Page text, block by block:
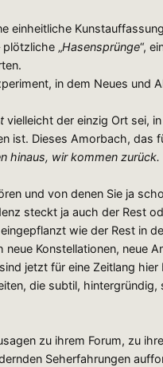
„Hasensprünge“,
in dem Neues und
vielleicht der einzig Ort sei,
ist. Dieses Amorbach, das
hinaus, wir kommen zurück.
und von denen Sie ja
steckt ja auch der
wie der Rest in
Konstellationen, neue
jetzt für eine Zeitlang
die subtil,
zu ihrem Forum, zu
Seherfahrungen